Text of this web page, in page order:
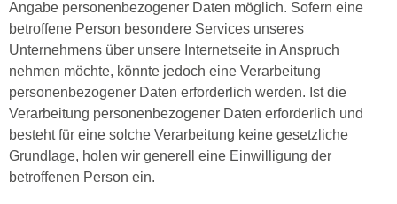
Angabe personenbezogener Daten möglich. Sofern eine
betroffene Person besondere Services unseres
Unternehmens über unsere Internetseite in Anspruch
nehmen möchte, könnte jedoch eine Verarbeitung
personenbezogener Daten erforderlich werden. Ist die
Verarbeitung personenbezogener Daten erforderlich und
besteht für eine solche Verarbeitung keine gesetzliche
Grundlage, holen wir generell eine Einwilligung der
betroffenen Person ein.